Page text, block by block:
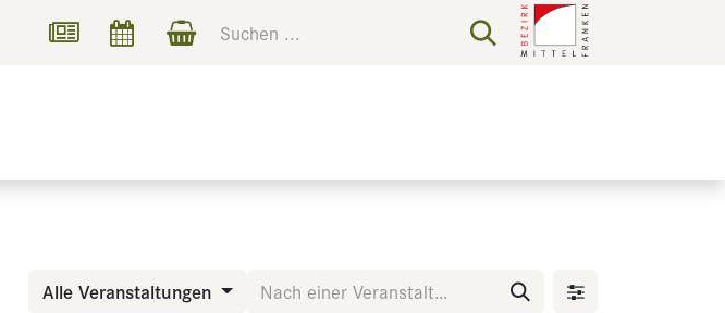
Alle Veranstaltungen